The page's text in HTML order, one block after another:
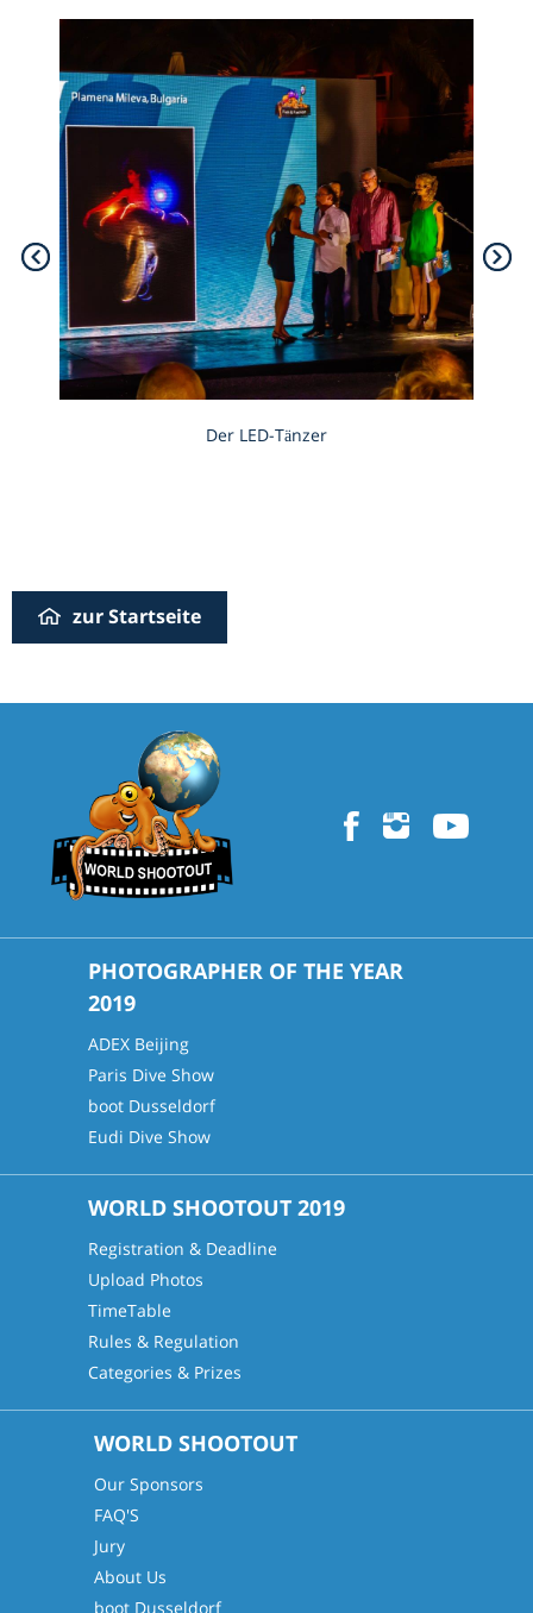
Der LED-Tänzer
zur Startseite
PHOTOGRAPHER OF THE YEAR
2019
ADEX Beijing
Paris Dive Show
boot Dusseldorf
Eudi Dive Show
WORLD SHOOTOUT 2019
Registration & Deadline
Upload Photos
TimeTable
Rules & Regulation
Categories & Prizes
WORLD SHOOTOUT
Our Sponsors
FAQ'S
Jury
About Us
boot Dusseldorf